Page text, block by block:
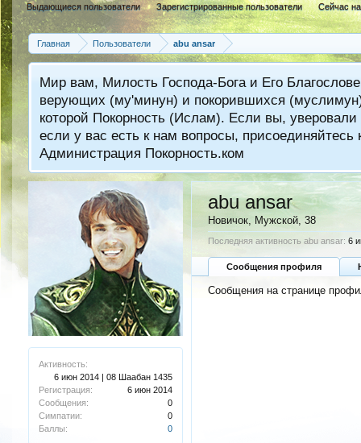
Выдающиеся пользователи Зарегистрированные пользователи Сейчас
Новые сообщения профиля
Главная
Пользователи abu ansar
Мир вам, Милость Господа-Бога и Его
верующих (му'минун) и покорившихся
которой Покорность (Ислам). Если вы,
если у вас есть к нам вопросы,
Администрация Покорность.ком
Активность:
6 июн 2014 | 08 Шаабан 1435
Регистрация:
6 июн 2014
Сообщения:
0
Симпатии:
0
Баллы:
0
abu ansar
Новичок , Мужской, 38
Последняя активность abu ansar: 6
Сообщения профиля
Сообщения на странице